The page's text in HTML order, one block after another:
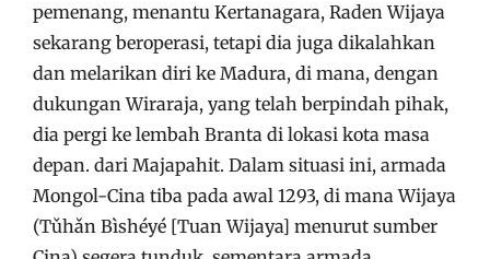
pemenang, menantu Kertanagara, Raden Wijaya
sekarang beroperasi, tetapi dia juga dikalahkan
dan melarikan diri ke Madura, di mana, dengan
dukungan Wiraraja, yang telah berpindah pihak,
dia pergi ke lembah Branta di lokasi kota masa
depan. dari Majapahit. Dalam situasi ini, armada
Mongol-Cina tiba pada awal 1293, di mana Wijaya
(Tǔhǎn Bìshéyé [Tuan Wijaya] menurut sumber